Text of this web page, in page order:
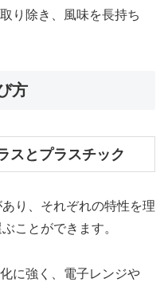
り除き、風味を長持ち
方
スとプラスチック
り、それぞれの特性を理
ことができます。
に強く、電子レンジや